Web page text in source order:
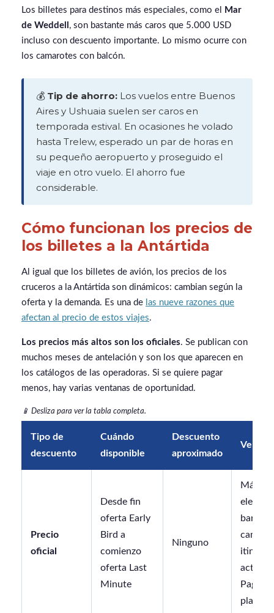
Los billetes para destinos más especiales, como el
Mar
de Weddell , son bastante más caros que 5.000 USD
incluso con descuento importante. Lo mismo ocurre con
los camarotes con balcón.
💰 Tip de ahorro: Los vuelos entre Buenos
Aires y Ushuaia suelen ser caros en
temporada estival. En ocasiones he volado
hasta Trelew, esperado un par de horas en
su pequeño aeropuerto y proseguido el
viaje en otro vuelo. El ahorro fue
considerable.
Cómo funcionan los precios de
los billetes a la Antártida
Al igual que los billetes de avión, los precios de los
cruceros a la Antártida son dinámicos: cambian según la
oferta y la demanda. Es una de las nueve razones que
afectan al precio de estos viajes.
Los precios más altos son los oficiales. Se publican con
muchos meses de antelación y son los que aparecen en
los catálogos de las operadoras. Si se quiere pagar
menos, hay varias ventanas de oportunidad.
📱 Desliza para ver la tabla completa.
Tipo de
descuento
Cuándo
disponible
Descuento
aproximado
Precio
oficial
Desde fin
oferta Early
Bird a
comienzo
oferta Last
Minute
Ninguno
Máxima
barco,
Pago a
plazos.